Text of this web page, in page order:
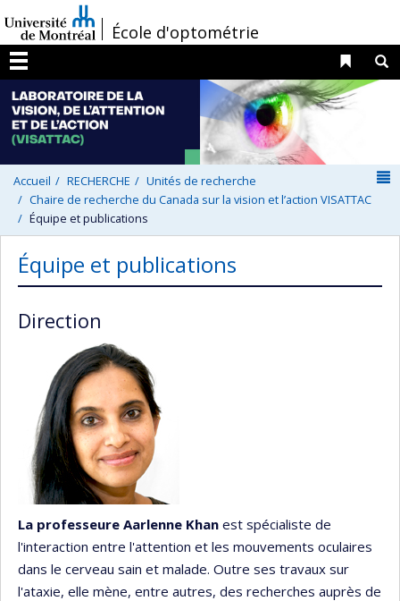
au
contenu
/École d'optométrie
Menu
Liens
Accueil RECHERCHE
Unités de recherche
Chaire de recherche du Canada sur la vision et l’action VISATTAC
Équipe et publications
Équipe et publications
Direction
La professeure Aarlenne Khan est spécialiste de
l'interaction entre l'attention et les mouvements oculaires
dans le cerveau sain et malade. Outre ses travaux sur
l'ataxie, elle mène, entre autres, des recherches auprès de